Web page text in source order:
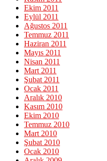
Ekim 2011
Eylül 2011
Ağustos 2011
Temmuz 2011
Haziran 2011
Mayıs 2011
Nisan 2011
Mart 2011
Şubat 2011
Ocak 2011
Aralık 2010
Kasım 2010
Ekim 2010
Temmuz 2010
Mart 2010
Şubat 2010
Ocak 2010